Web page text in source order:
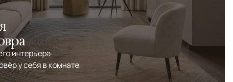
интерьера
у себя в комнате